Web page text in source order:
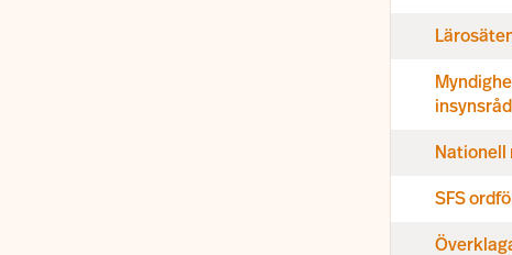
insynsråd
Nationell
SFS